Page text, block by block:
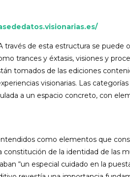
través de esta estructura se
trances y éxtasis, visiones y
tomados de las ediciones
visionarias. Las
a un espacio concreto, con
como elementos que
de la identidad de las
“un especial cuidado en la